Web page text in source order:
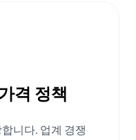
격 정책
니다. 업계 경쟁